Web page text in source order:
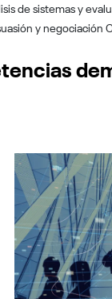
de sistemas y
y negociación